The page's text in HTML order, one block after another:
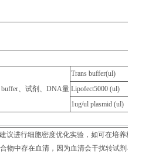
buffer、试剂、DNA量
Trans buffer(ul)
Lipofect5000 (ul)
1ug/ul plasmid (ul)
议进行细胞密度优化实验，如可在培养板中
物中存在血清，因为血清会干扰转试剂与